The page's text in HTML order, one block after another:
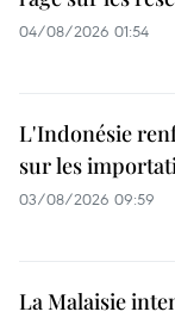
04/08/2026 01:54
L'Indonésie
sur les
03/08/2026 09:59
La Malaisie